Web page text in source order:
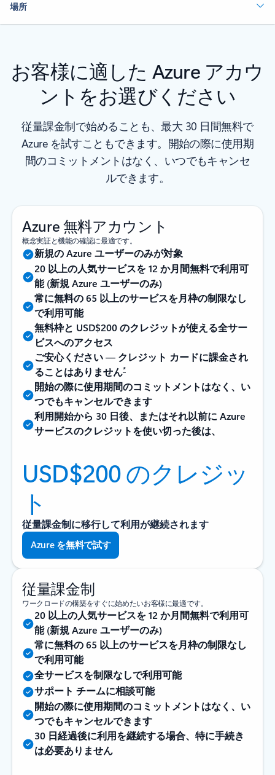
場所
お客様に適した Azure アカウ
ントをお選びください
従量課金制で始めることも、最大 30 日間無料で
Azure を試すこともできます。開始の際に使用期
間のコミットメントはなく、いつでもキャンセ
ルできます。
Azure 無料アカウント
概念実証と機能の確認に最適です。
新規の Azure ユーザーのみが対象
20 以上の人気サービスを 12 か月間無料で利用可
能 (新規 Azure ユーザーのみ)
常に無料の 65 以上のサービスを月枠の制限なし
で利用可能
無料枠と USD$200 のクレジットが使える全サー
ビスへのアクセス
ご安心ください — クレジット カードに課金され
ることはありません*
開始の際に使用期間のコミットメントはなく、い
つでもキャンセルできます
利用開始から 30 日後、またはそれ以前に Azure
サービスのクレジットを使い切った後は、
USD$200 のクレジッ
ト
従量課金制に移行して利用が継続されます
Azure を無料で試す
従量課金制
ワークロードの構築をすぐに始めたいお客様に最適です。
20 以上の人気サービスを 12 か月間無料で利用可
能 (新規 Azure ユーザーのみ)
常に無料の 65 以上のサービスを月枠の制限なし
で利用可能
全サービスを制限なしで利用可能
サポート チームに相談可能
開始の際に使用期間のコミットメントはなく、い
つでもキャンセルできます
30 日経過後に利用を継続する場合、特に手続き
は必要ありません